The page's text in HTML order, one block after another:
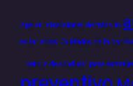
Apelar infracciones de tránsito
evitar robos Cuidados de la
Licencia de conducir para